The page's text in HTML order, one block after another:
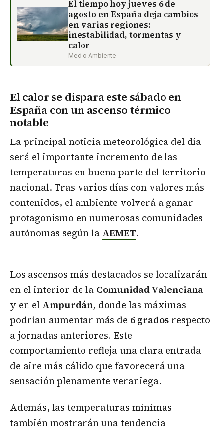
El tiempo hoy jueves 6 de
agosto en España deja cambios
en varias regiones:
inestabilidad, tormentas y
calor
Medio Ambiente
El calor se dispara este sábado en
España con un ascenso térmico
notable
La principal noticia meteorológica del día
será el importante incremento de las
temperaturas en buena parte del territorio
nacional. Tras varios días con valores más
contenidos, el ambiente volverá a ganar
protagonismo en numerosas comunidades
autónomas según la AEMET.
Los ascensos más destacados se localizarán
en el interior de la Comunidad Valenciana
y en el Ampurdán, donde las máximas
podrían aumentar más de 6 grados respecto
a jornadas anteriores. Este
comportamiento refleja una clara entrada
de aire más cálido que favorecerá una
sensación plenamente veraniega.
Además, las temperaturas mínimas
también mostrarán una tendencia